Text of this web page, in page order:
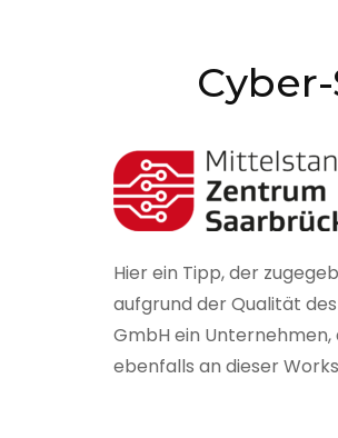
Hier ein Tipp, der
aufgrund der Qualität
GmbH ein
ebenfalls an dieser